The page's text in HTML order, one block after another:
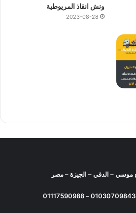
ونش انقاذ المريوطية
2023-08-28
01030709843
–
01117590988